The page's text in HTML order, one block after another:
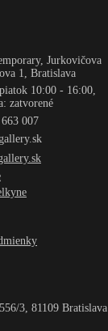
Jurkovičova
1, Bratislava
10:00 - 16:00,
zatvorené
007
3, 81109 Bratislava